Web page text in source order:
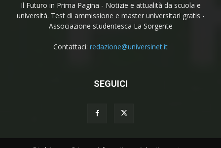
Il Futuro in Prima Pagina - Notizie e attualità da scuola e
università. Test di ammissione e master universitari gratis -
Associazione studentesca La Sorgente
Contattaci: redazione@universinet.it
SEGUICI